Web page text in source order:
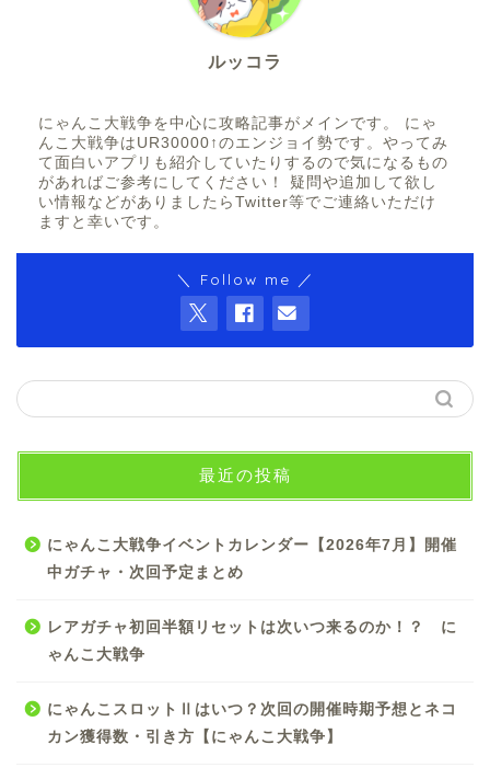
ルッコラ
にゃんこ大戦争を中心に攻略記事がメインです。 にゃ
んこ大戦争はUR30000↑のエンジョイ勢です。やってみ
て面白いアプリも紹介していたりするので気になるもの
があればご参考にしてください！ 疑問や追加して欲し
い情報などがありましたらTwitter等でご連絡いただけ
ますと幸いです。
＼ Follow me ／
最近の投稿
にゃんこ大戦争イベントカレンダー【2026年7月】開催
中ガチャ・次回予定まとめ
レアガチャ初回半額リセットは次いつ来るのか！？ に
ゃんこ大戦争
にゃんこスロットⅡはいつ？次回の開催時期予想とネコ
カン獲得数・引き方【にゃんこ大戦争】